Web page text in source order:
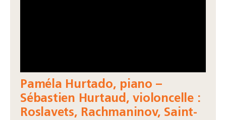
Paméla Hurtado, piano –
Sébastien Hurtaud, violoncelle :
Roslavets, Rachmaninov, Saint-